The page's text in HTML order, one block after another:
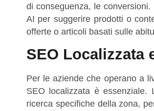
di conseguenza, le
AI per suggerire prodotti o
offerte o articoli basati sulle
SEO Localizzata
Per le aziende che operano a
SEO localizzata è essenziale.
ricerca specifiche della zona,